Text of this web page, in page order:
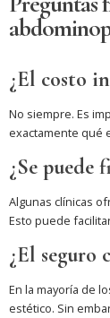
¿El costo
No siempre. Es
exactamente qué
¿Se puede
Algunas clínicas
Esto puede
¿El seguro
En la mayoría de
estético. Sin